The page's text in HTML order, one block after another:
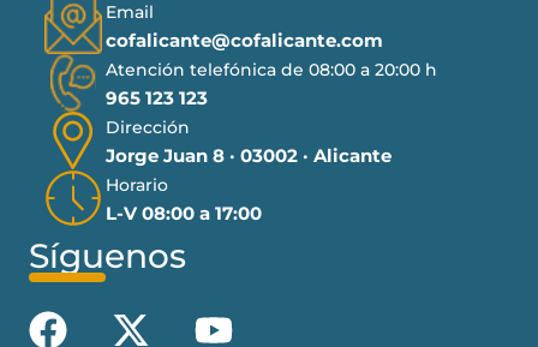
Email
cofalicante@cofalicante.com
Atención telefónica de 08:00 a 20:00 h
965 123 123
Dirección
Jorge Juan 8 · 03002 · Alicante
Horario
L-V 08:00 a 17:00
Síguenos